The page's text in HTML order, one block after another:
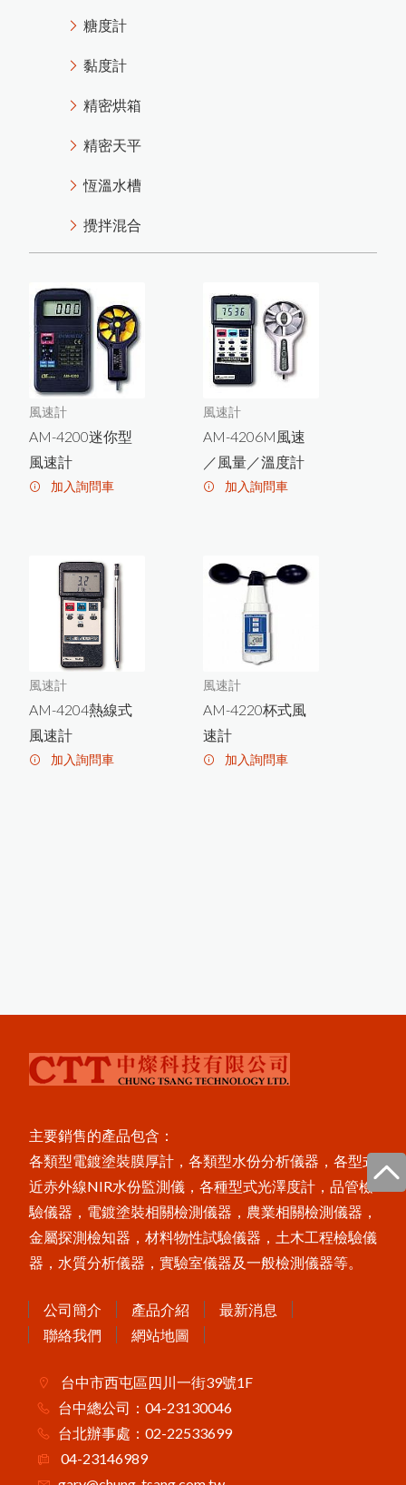
PosiTector DPM L金屬表面露點
HI-700生質燃料水分計
PosiTest LPD
C
abled W
and濕
式
針
孔
測
試
儀
專
用
外
接
式
握
把
PosiTector U
T
G
超
音
波
測
厚
儀
新
增
3種
探
頭
P
o
siT
e
cto
r S
H
D
電
子
式
橡
膠
硬
度計
P
o
s
iT
e
c
to
r 6
0
0
0
F
J
S
厚
膜
膜
厚
計
專
用
測
頭
P
o
s
iT
e
o
r
S
P
G
O
S
金
屬
圓
管
噴
粗
度
PosiTest HHD高壓針孔測試儀
P
o
s
iT
e
c
t
o
r
6
0
0
0
F
X
S
X
t
r
e
m
e
耐
高
溫
專
用
膜
厚
計
測
頭
磁
吸
環
式
B
r
e
s
l
e
T
e
s
t
金
屬
表
面
含
鹽
量
測
定
儀
X3001數字式附著強度測試儀
P
o
s
iT
e
s
t
P
C
非
接
觸
式
粉
體
厚
度
測定儀
P
o
s
T
e
c
t
o
r
C
M
M
I
S
混
凝
土
定
點
度
監
測
FD-660紅外線水分計
Novo-Curve小物光澤度計
Novo-Gloss Trio三角度光澤度計
LZ-990雙功能膜厚計
KB-230近赤外線NIR水分測定儀
糖度計
黏度計
精密烘箱
精密天平
恆溫水槽
攪拌混合
風速計
AM-4200迷你型
風速計
加入詢問車
風速計
AM-4206M風速
／風量／溫度計
加入詢問車
風速計
AM-4204熱線式
風速計
加入詢問車
風速計
AM-4220杯式風
速計
加入詢問車
主要銷售的產品包含：
各類型電鍍塗裝膜厚計，各類型水份分析儀器，各型式
近赤外線NIR水份監測儀，各種型式光澤度計，品管檢
驗儀器，電鍍塗裝相關檢測儀器，農業相關檢測儀器，
金屬探測檢知器，材料物性試驗儀器，土木工程檢驗儀
器，水質分析儀器，實驗室儀器及一般檢測儀器等。
公司簡介 產品介紹
最新消息
聯絡我們
網站地圖
台中市西屯區四川一街39號1F
台中總公司：04-23130046
台北辦事處：02-22533699
04-23146989